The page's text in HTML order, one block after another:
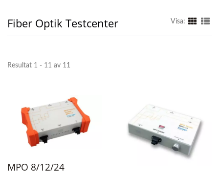
Fiber Optik Testcenter Visa:
Resultat 1 - 11 av 11
MPO 8/12/24